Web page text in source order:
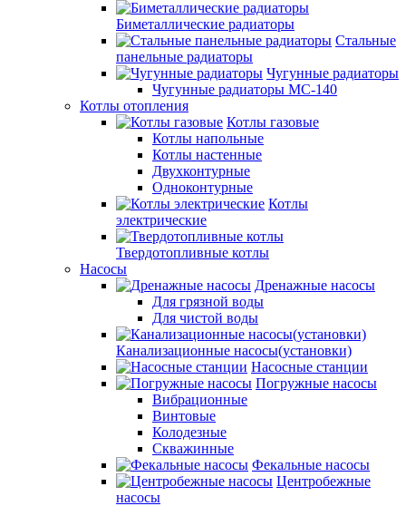
Биметаллические радиаторы
Стальные
панельные радиаторы
Чугунные радиаторы
Чугунные радиаторы МС-140
Котлы отопления
Котлы газовые
Котлы напольные
Котлы настенные
Двухконтурные
Одноконтурные
Котлы
электрические
Твердотопливные котлы
Насосы
Дренажные насосы
Для грязной воды
Для чистой воды
Канализационные насосы(установки)
Насосные станции
Погружные насосы
Вибрационные
Винтовые
Колодезные
Скважинные
Фекальные насосы
Центробежные
насосы